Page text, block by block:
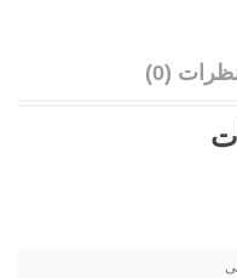
(0)